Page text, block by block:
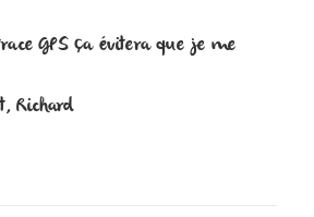
GPS ça évitera que je me
Richard